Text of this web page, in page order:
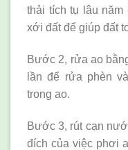
thải tích tụ lâu
xới đất để giúp đất
Bước 2, rửa ao
lần để rửa phèn
trong ao.
Bước 3, rút cạn
đích của việc phơi